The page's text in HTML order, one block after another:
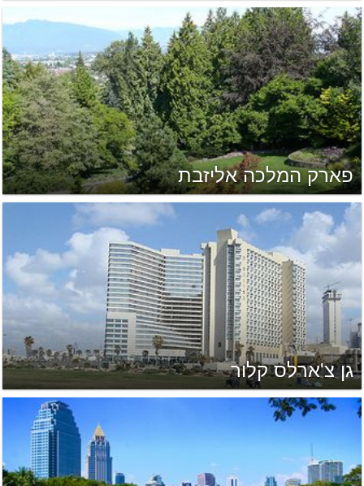
פארק המלכה אליזבת
גן צ'ארלס קלור